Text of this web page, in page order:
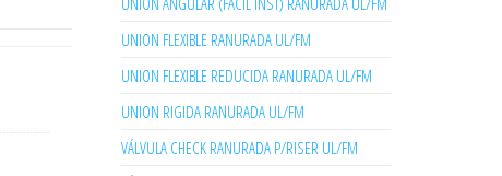
UNION FLEXIBLE RANURADA UL/FM
UNION FLEXIBLE REDUCIDA RANURADA UL/FM
UNION RIGIDA RANURADA UL/FM
VÁLVULA CHECK RANURADA P/RISER UL/FM